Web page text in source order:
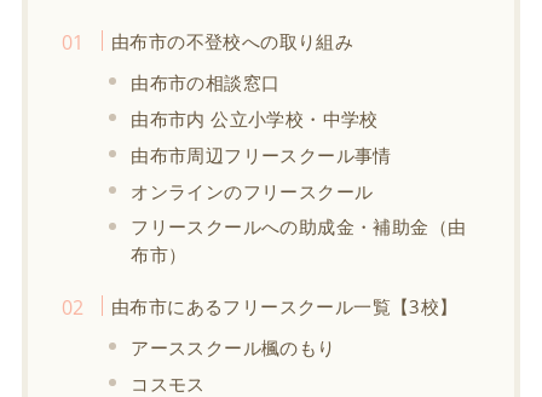
由布市の不登校への取り組み
由布市の相談窓口
由布市内 公立小学校・中学校
由布市周辺フリースクール事情
オンラインのフリースクール
フリースクールへの助成金・補助金（由
布市）
由布市にあるフリースクール一覧【3校】
アーススクール楓のもり
コスモス